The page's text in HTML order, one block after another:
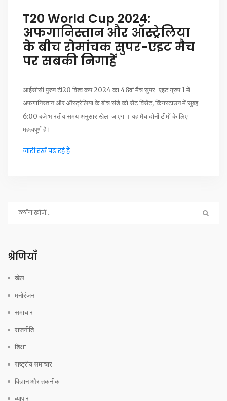
T20 World Cup 2024:
अफगानिस्तान और ऑस्ट्रेलिया
के बीच रोमांचक सुपर-एइट मैच
पर सबकी निगाहें
आईसीसी पुरुष टी20 विश्व कप 2024 का 48वां मैच सुपर-एइट ग्रुप 1 में
अफगानिस्तान और ऑस्ट्रेलिया के बीच संडे को सेंट विंसेंट, किंगस्टाउन में सुबह
6:00 बजे भारतीय समय अनुसार खेला जाएगा। यह मैच दोनों टीमों के लिए
महत्वपूर्ण है।
जारी रखें पढ़ रहे हैं
श्रेणियाँ
खेल
मनोरंजन
समाचार
राजनीति
शिक्षा
राष्ट्रीय समाचार
विज्ञान और तकनीक
व्यापार